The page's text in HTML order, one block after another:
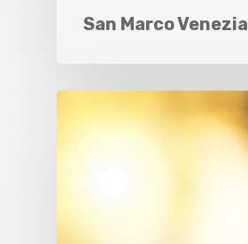
San Marco Venezia